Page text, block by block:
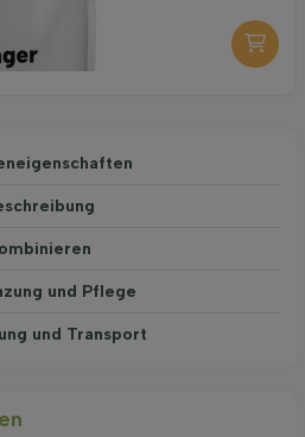
und Pflege
und Transport